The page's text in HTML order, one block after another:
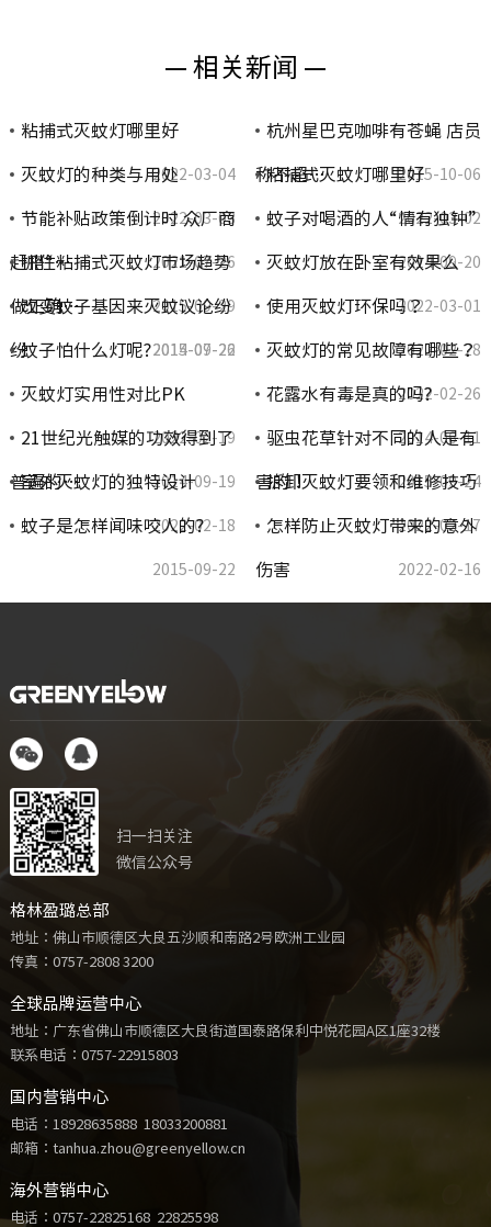
— 相关新闻 —
粘捕式灭蚊灯哪里好
2022-03-04
杭州星巴克咖啡有苍蝇 店员
称不超… 2015-10-06
灭蚊灯的种类与用处
2022-03-03
粘捕式灭蚊灯哪里好
2022-03-02
节能补贴政策倒计时 众厂商
赶搭“… 2021-07-26
蚊子对喝酒的人“情有独钟”
2014-09-20
抓住粘捕式灭蚊灯市场趋势
做正确… 2015-09-29
灭蚊灯放在卧室有效果么
2022-03-01
改变蚊子基因来灭蚊议论纷
纷 2014-07-22
使用灭蚊灯环保吗？
2022-02-28
蚊子怕什么灯呢?2015-09-26 灭蚊灯的常见故障有哪些？
2022-02-26
灭蚊灯实用性对比PK
2022-02-19
花露水有毒是真的吗?
2014-06-11
21世纪光触媒的功效得到了
普遍的… 2014-09-19
驱虫花草针对不同的人是有
害的！ 2015-09-24
室外灭蚊灯的独特设计
2022-02-18
拆卸灭蚊灯要领和维修技巧
2022-02-17
蚊子是怎样闻味咬人的?
2015-09-22
怎样防止灭蚊灯带来的意外
伤害 2022-02-16
扫一扫关注
微信公众号
格林盈璐总部
地址：佛山市顺德区大良五沙顺和南路2号欧洲工业园
传真：0757-2808 3200
全球品牌运营中心
地址：广东省佛山市顺德区大良街道国泰路保利中悦花园A区1座32楼
联系电话： 0757-22915803
国内营销中心
电话： 18928635888 18033200881
邮箱：tanhua.zhou@greenyellow.cn
海外营销中心
电话： 0757-22825168 22825598